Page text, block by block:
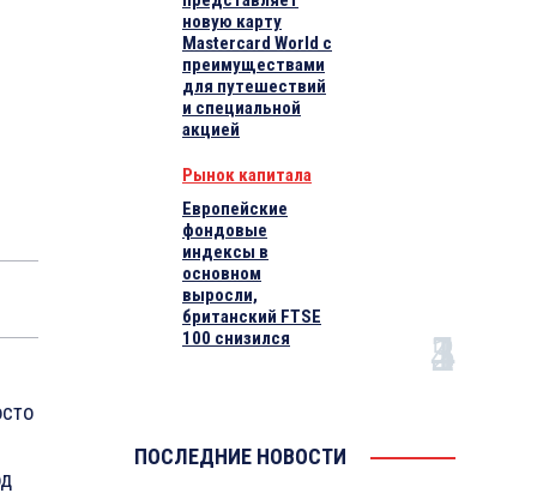
новую карту
Mastercard World с
преимуществами
для путешествий
и специальной
акцией
Рынок капитала
Европейские
фондовые
индексы в
основном
выросли,
британский FTSE
100 снизился
ПОСЛЕДНИЕ НОВОСТИ